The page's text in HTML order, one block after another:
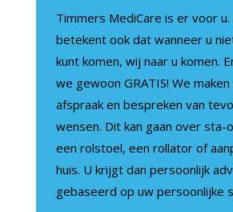
Timmers MediCare is er voor
betekent ook dat wanneer u
kunt komen, wij naar u komen.
we gewoon GRATIS! We
afspraak en bespreken van
wensen. Dit kan gaan over sta-
een rolstoel, een rollator of
huis. U krijgt dan persoonlijk
gebaseerd op uw persoonlijke